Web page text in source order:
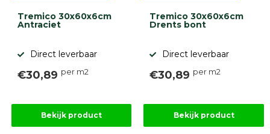
Tremico 30x60x6cm
Antraciet
Direct leverbaar
€30,89 per m2
Bekijk product
Tremico 30x60x6cm
Drents bont
Direct leverbaar
€30,89 per m2
Bekijk product